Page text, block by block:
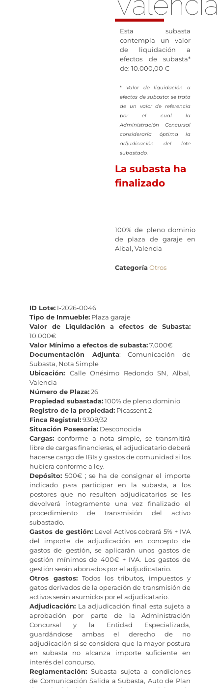
Esta subasta
contempla un valor
de liquidación a
efectos de subasta*
de: 10.000,00 €
* Valor de liquidación a
efectos de subasta: se trata
de un valor de referencia
por el cual la
Administración Concursal
consideraría óptima la
adjudicación del lote
subastado.
La subasta ha
finalizado
100% de pleno dominio
de plaza de garaje en
Albal, Valencia
CategoríaOtros
ID Lote: I-2026-0046
Tipo de Inmueble: Plaza garaje
Valor de Liquidación a efectos de Subasta:
10.000€
Valor Mínimo a efectos de subasta:7.000€
Documentación Adjunta: Comunicación de
Subasta, Nota Simple
Ubicación: Calle Onésimo Redondo SN, Albal,
Valencia
Número de Plaza:26
Propiedad subastada:100% de pleno dominio
Registro de la propiedad: Picassent 2
Finca Registral:9308/32
Situación Posesoria: Desconocida
Cargas: conforme a nota simple, se transmitirá
libre de cargas financieras, el adjudicatario deberá
hacerse cargo de IBIs y gastos de comunidad si los
hubiera conforme a ley.
Depósito: 500€ ; se ha de consignar el importe
indicado para participar en la subasta, a los
postores que no resulten adjudicatarios se les
devolverá íntegramente una vez finalizado el
procedimiento de transmisión del activo
subastado.
Gastos de gestión:Level Activos cobrará 5% + IVA
del importe de adjudicación en concepto de
gastos de gestión, se aplicarán unos gastos de
gestión mínimos de 400€ + IVA. Los gastos de
gestión serán abonados por el adjudicatario.
Otros gastos: Todos los tributos, impuestos y
gatos derivados de la operación de transmisión de
activos serán asumidos por el adjudicatario.
Adjudicación: La adjudicación final esta sujeta a
aprobación por parte de la Administración
Concursal y la Entidad Especializada,
guardándose ambas el derecho de no
adjudicación si se considera que la mayor postura
en subasta no alcanza importe suficiente en
interés del concurso.
Reglamentación: Subasta sujeta a condiciones
de Comunicación Salida a Subasta, Auto de Plan